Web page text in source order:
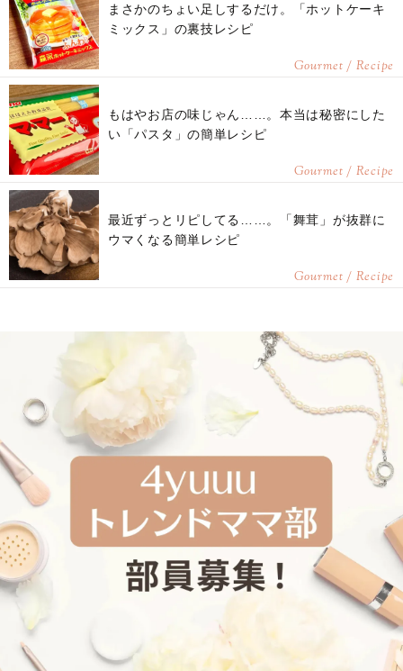
まさかのちょい足しするだけ。「ホットケーキ
ミックス」の裏技レシピ
Gourmet / Recipe
もはやお店の味じゃん……。本当は秘密にした
い「パスタ」の簡単レシピ
Gourmet / Recipe
最近ずっとリピしてる……。「舞茸」が抜群に
ウマくなる簡単レシピ
Gourmet / Recipe